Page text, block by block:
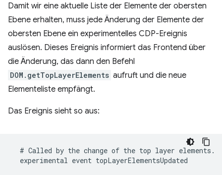
Damit wir eine aktuelle Liste der Elemente der obersten
Ebene erhalten, muss jede Änderung der Elemente der
obersten Ebene ein experimentelles CDP-Ereignis
auslösen. Dieses Ereignis informiert das Frontend über
die Änderung, das dann den Befehl
DOM.getTopLayerElements aufruft und die neue
Elementeliste empfängt.
Das Ereignis sieht so aus: